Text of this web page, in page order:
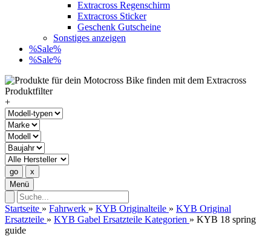
Extracross Regenschirm
Extracross Sticker
Geschenk Gutscheine
Sonstiges anzeigen
%Sale%
%Sale%
+
Menü
Startseite » Fahrwerk » KYB Originalteile » KYB Original
Ersatzteile » KYB Gabel Ersatzteile Kategorien » KYB 18 spring
guide